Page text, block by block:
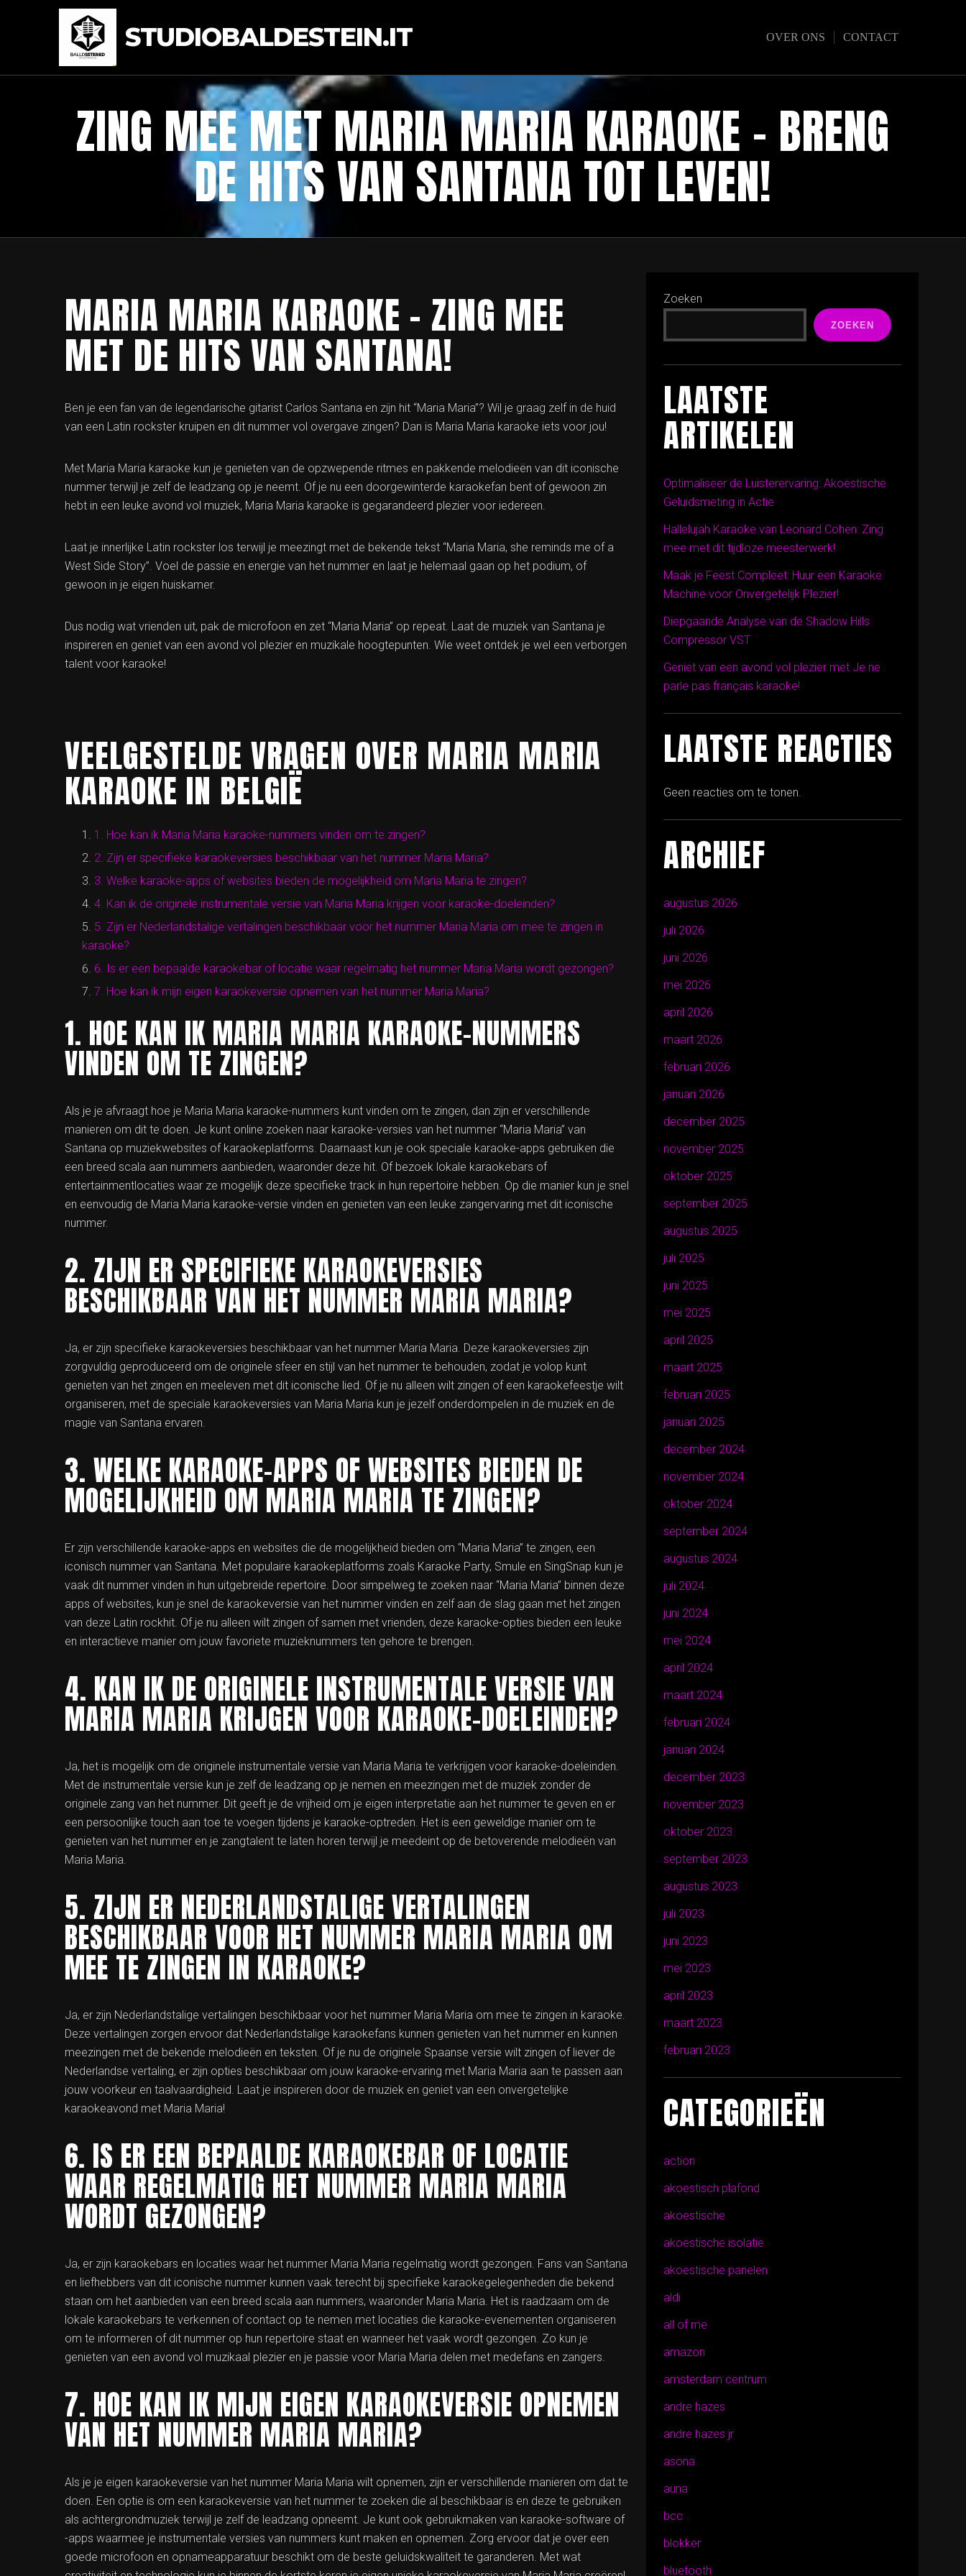
STUDIOBALDESTEIN.IT OVER ONS CONTACT
ZING MEE MET MARIA MARIA KARAOKE – BRENG
DE HITS VAN SANTANA TOT LEVEN!
MARIA MARIA KARAOKE – ZING MEE
MET DE HITS VAN SANTANA!
Ben je een fan van de legendarische gitarist Carlos Santana en zijn hit “Maria Maria”? Wil je graag zelf in de huid
van een Latin rockster kruipen en dit nummer vol overgave zingen? Dan is Maria Maria karaoke iets voor jou!
Met Maria Maria karaoke kun je genieten van de opzwepende ritmes en pakkende melodieën van dit iconische
nummer terwijl je zelf de leadzang op je neemt. Of je nu een doorgewinterde karaokefan bent of gewoon zin
hebt in een leuke avond vol muziek, Maria Maria karaoke is gegarandeerd plezier voor iedereen.
Laat je innerlijke Latin rockster los terwijl je meezingt met de bekende tekst “Maria Maria, she reminds me of a
West Side Story”. Voel de passie en energie van het nummer en laat je helemaal gaan op het podium, of
gewoon in je eigen huiskamer.
Dus nodig wat vrienden uit, pak de microfoon en zet “Maria Maria” op repeat. Laat de muziek van Santana je
inspireren en geniet van een avond vol plezier en muzikale hoogtepunten. Wie weet ontdek je wel een verborgen
talent voor karaoke!
VEELGESTELDE VRAGEN OVER MARIA MARIA
KARAOKE IN BELGIË
1. Hoe kan ik Maria Maria karaoke-nummers vinden om te zingen?
2. Zijn er specifieke karaokeversies beschikbaar van het nummer Maria Maria?
3. Welke karaoke-apps of websites bieden de mogelijkheid om Maria Maria te zingen?
4. Kan ik de originele instrumentale versie van Maria Maria krijgen voor karaoke-doeleinden?
5. Zijn er Nederlandstalige vertalingen beschikbaar voor het nummer Maria Maria om mee te zingen in
karaoke?
6. Is er een bepaalde karaokebar of locatie waar regelmatig het nummer Maria Maria wordt gezongen?
7. Hoe kan ik mijn eigen karaokeversie opnemen van het nummer Maria Maria?
1. HOE KAN IK MARIA MARIA KARAOKE-NUMMERS
VINDEN OM TE ZINGEN?
Als je je afvraagt hoe je Maria Maria karaoke-nummers kunt vinden om te zingen, dan zijn er verschillende
manieren om dit te doen. Je kunt online zoeken naar karaoke-versies van het nummer “Maria Maria” van
Santana op muziekwebsites of karaokeplatforms. Daarnaast kun je ook speciale karaoke-apps gebruiken die
een breed scala aan nummers aanbieden, waaronder deze hit. Of bezoek lokale karaokebars of
entertainmentlocaties waar ze mogelijk deze specifieke track in hun repertoire hebben. Op die manier kun je snel
en eenvoudig de Maria Maria karaoke-versie vinden en genieten van een leuke zangervaring met dit iconische
nummer.
2. ZIJN ER SPECIFIEKE KARAOKEVERSIES
BESCHIKBAAR VAN HET NUMMER MARIA MARIA?
Ja, er zijn specifieke karaokeversies beschikbaar van het nummer Maria Maria. Deze karaokeversies zijn
zorgvuldig geproduceerd om de originele sfeer en stijl van het nummer te behouden, zodat je volop kunt
genieten van het zingen en meeleven met dit iconische lied. Of je nu alleen wilt zingen of een karaokefeestje wilt
organiseren, met de speciale karaokeversies van Maria Maria kun je jezelf onderdompelen in de muziek en de
magie van Santana ervaren.
3. WELKE KARAOKE-APPS OF WEBSITES BIEDEN DE
MOGELIJKHEID OM MARIA MARIA TE ZINGEN?
Er zijn verschillende karaoke-apps en websites die de mogelijkheid bieden om “Maria Maria” te zingen, een
iconisch nummer van Santana. Met populaire karaokeplatforms zoals Karaoke Party, Smule en SingSnap kun je
vaak dit nummer vinden in hun uitgebreide repertoire. Door simpelweg te zoeken naar “Maria Maria” binnen deze
apps of websites, kun je snel de karaokeversie van het nummer vinden en zelf aan de slag gaan met het zingen
van deze Latin rockhit. Of je nu alleen wilt zingen of samen met vrienden, deze karaoke-opties bieden een leuke
en interactieve manier om jouw favoriete muzieknummers ten gehore te brengen.
4. KAN IK DE ORIGINELE INSTRUMENTALE VERSIE VAN
MARIA MARIA KRIJGEN VOOR KARAOKE-DOELEINDEN?
Ja, het is mogelijk om de originele instrumentale versie van Maria Maria te verkrijgen voor karaoke-doeleinden.
Met de instrumentale versie kun je zelf de leadzang op je nemen en meezingen met de muziek zonder de
originele zang van het nummer. Dit geeft je de vrijheid om je eigen interpretatie aan het nummer te geven en er
een persoonlijke touch aan toe te voegen tijdens je karaoke-optreden. Het is een geweldige manier om te
genieten van het nummer en je zangtalent te laten horen terwijl je meedeint op de betoverende melodieën van
Maria Maria.
5. ZIJN ER NEDERLANDSTALIGE VERTALINGEN
BESCHIKBAAR VOOR HET NUMMER MARIA MARIA OM
MEE TE ZINGEN IN KARAOKE?
Ja, er zijn Nederlandstalige vertalingen beschikbaar voor het nummer Maria Maria om mee te zingen in karaoke.
Deze vertalingen zorgen ervoor dat Nederlandstalige karaokefans kunnen genieten van het nummer en kunnen
meezingen met de bekende melodieën en teksten. Of je nu de originele Spaanse versie wilt zingen of liever de
Nederlandse vertaling, er zijn opties beschikbaar om jouw karaoke-ervaring met Maria Maria aan te passen aan
jouw voorkeur en taalvaardigheid. Laat je inspireren door de muziek en geniet van een onvergetelijke
karaokeavond met Maria Maria!
6. IS ER EEN BEPAALDE KARAOKEBAR OF LOCATIE
WAAR REGELMATIG HET NUMMER MARIA MARIA
WORDT GEZONGEN?
Ja, er zijn karaokebars en locaties waar het nummer Maria Maria regelmatig wordt gezongen. Fans van Santana
en liefhebbers van dit iconische nummer kunnen vaak terecht bij specifieke karaokegelegenheden die bekend
staan om het aanbieden van een breed scala aan nummers, waaronder Maria Maria. Het is raadzaam om de
lokale karaokebars te verkennen of contact op te nemen met locaties die karaoke-evenementen organiseren
om te informeren of dit nummer op hun repertoire staat en wanneer het vaak wordt gezongen. Zo kun je
genieten van een avond vol muzikaal plezier en je passie voor Maria Maria delen met medefans en zangers.
7. HOE KAN IK MIJN EIGEN KARAOKEVERSIE OPNEMEN
VAN HET NUMMER MARIA MARIA?
Als je je eigen karaokeversie van het nummer Maria Maria wilt opnemen, zijn er verschillende manieren om dat te
doen. Een optie is om een karaokeversie van het nummer te zoeken die al beschikbaar is en deze te gebruiken
als achtergrondmuziek terwijl je zelf de leadzang opneemt. Je kunt ook gebruikmaken van karaoke-software of
-apps waarmee je instrumentale versies van nummers kunt maken en opnemen. Zorg ervoor dat je over een
goede microfoon en opnameapparatuur beschikt om de beste geluidskwaliteit te garanderen. Met wat
Zoeken
ZOEKEN
LAATSTE
ARTIKELEN
Optimaliseer de Luisterervaring: Akoestische
Geluidsmeting in Actie
Hallelujah Karaoke van Leonard Cohen: Zing
mee met dit tijdloze meesterwerk!
Maak je Feest Compleet: Huur een Karaoke
Machine voor Onvergetelijk Plezier!
Diepgaande Analyse van de Shadow Hills
Compressor VST
Geniet van een avond vol plezier met Je ne
parle pas français karaoke!
LAATSTE REACTIES
Geen reacties om te tonen.
ARCHIEF
augustus 2026
juli 2026
juni 2026
mei 2026
april 2026
maart 2026
februari 2026
januari 2026
december 2025
november 2025
oktober 2025
september 2025
augustus 2025
juli 2025
juni 2025
mei 2025
april 2025
maart 2025
februari 2025
januari 2025
december 2024
november 2024
oktober 2024
september 2024
augustus 2024
juli 2024
juni 2024
mei 2024
april 2024
maart 2024
februari 2024
januari 2024
december 2023
november 2023
oktober 2023
september 2023
augustus 2023
juli 2023
juni 2023
mei 2023
april 2023
maart 2023
februari 2023
CATEGORIEËN
action
akoestisch plafond
akoestische
akoestische isolatie
akoestische panelen
aldi
all of me
amazon
amsterdam centrum
andre hazes
andre hazes jr
asona
auna
bcc
blokker
bluetooth